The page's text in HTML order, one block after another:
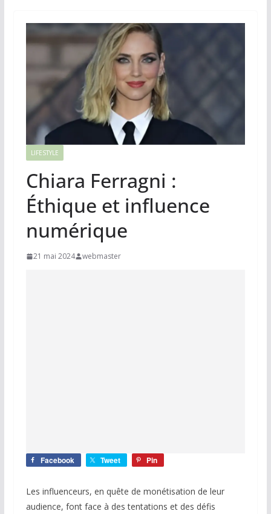
LIFESTYLE
Chiara Ferragni :
Éthique et influence
numérique
21 mai 2024 webmaster
Facebook Tweet Pin
Les influenceurs, en quête de monétisation de leur
audience, font face à des tentations et des défis